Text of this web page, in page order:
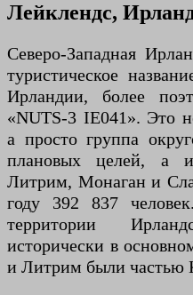
Лейклендс,
Северо-Западная
туристическое
Ирландии, более
«NUTS-3 IE041». Это
а просто группа
плановых целей, а
Литрим, Монаган и
году 392 837
территории
исторически в
и Литрим были частью